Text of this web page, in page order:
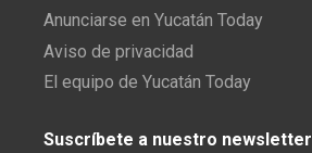
Anunciarse en Yucatán Today
Aviso de privacidad
El equipo de Yucatán Today
Suscríbete a nuestro newsletter